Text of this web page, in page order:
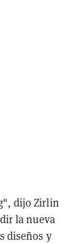
dijo Zirlin
la nueva
diseños y